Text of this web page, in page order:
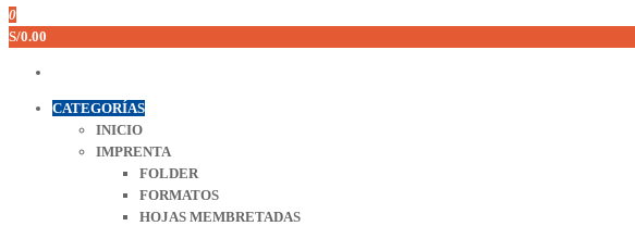
Imprimaya
Lo tenemos todo!
0
S/0.00
CATEGORÍAS
INICIO
IMPRENTA
FOLDER
FORMATOS
HOJAS MEMBRETADAS